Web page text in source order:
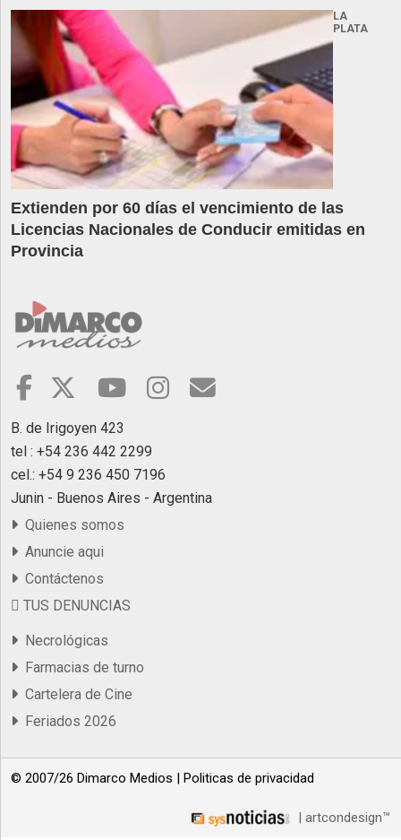
LA
PLATA
Extienden por 60 días el vencimiento de las
Licencias Nacionales de Conducir emitidas en
Provincia
B. de Irigoyen 423
tel : +54 236 442 2299
cel.: +54 9 236 450 7196
Junin - Buenos Aires - Argentina
Quienes somos
Anuncie aqui
Contáctenos
TUS DENUNCIAS
Necrológicas
Farmacias de turno
Cartelera de Cine
Feriados 2026
© 2007/26 Dimarco Medios | Politicas de privacidad
| artcondesign™